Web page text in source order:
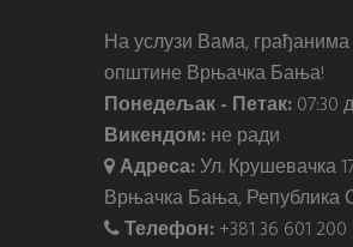
На услузи Вама, грађанима
општине Врњачка Бања!
Понедељак - Петак:07:30
Викендом:не ради
Адреса:Ул. Крушевачка
Врњачка Бања, Република
Телефон:+381 36 601 200